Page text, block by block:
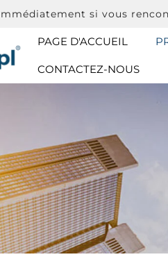
si vous
PAGE D'ACCUEIL
CONTACTEZ-NOUS